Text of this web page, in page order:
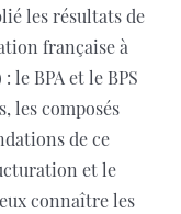
les résultats de
française à
BPA et le BPS
les composés
de ce
et le
connaître les